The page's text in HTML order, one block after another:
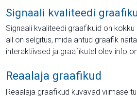
Signaali kvaliteedi
Signaali kvaliteedi graafikuid on
all on selgitus, mida antud graafik
interaktiivsed ja graafikutel olev info
Reaalaja graafikud
Reaalaja graafikud kuvavad viimase